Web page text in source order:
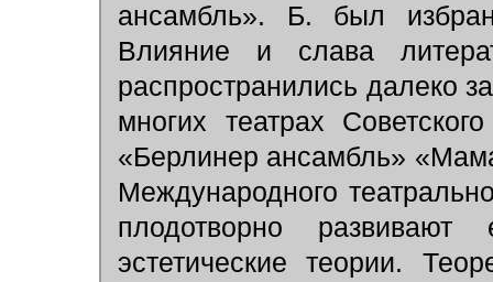
ансамбль». Б. был
Влияние и слава
распространились далеко
многих театрах
«Берлинер ансамбль»
Международного
плодотворно
эстетические теории.